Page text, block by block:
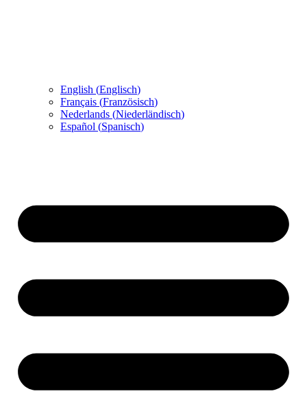
English (Englisch)
Français (Französisch)
Nederlands (Niederländisch)
Español (Spanisch)